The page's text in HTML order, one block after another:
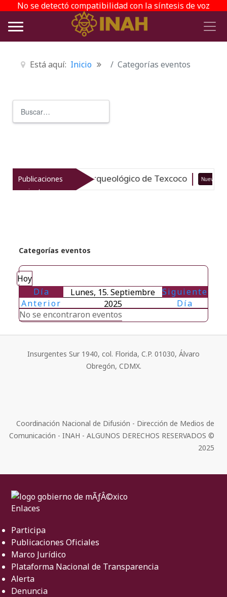
No se detectó compatibilidad con la síntesis de voz
Está aquí: Inicio Categorías eventos
Publicaciones
recientes
el patrimonio arqueológico de Texcoco Nuevo
Categorías eventos
Hoy
Día
Anterior
Lunes, 15. Septiembre
2025
Siguiente
Día
No se encontraron eventos
Insurgentes Sur 1940, col. Florida, C.P. 01030, Álvaro
Obregón, CDMX.
Coordinación Nacional de Difusión - Dirección de Medios de
Comunicación - INAH - ALGUNOS DERECHOS RESERVADOS ©
2025
Enlaces
Participa
Publicaciones Oficiales
Marco Jurídico
Plataforma Nacional de Transparencia
Alerta
Denuncia